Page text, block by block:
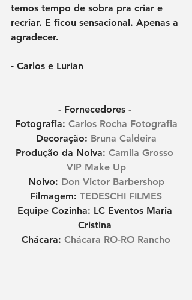
temos tempo de sobra pra criar e
recriar. E ficou sensacional. Apenas a
agradecer.
- Carlos e Lurian
- Fornecedores -
Fotografia: Carlos Rocha Fotografia
Decoração: Bruna Caldeira
Produção da Noiva: Camila Grosso
VIP Make Up
Noivo: Don Victor Barbershop
Filmagem: TEDESCHI FILMES
Equipe Cozinha: LC Eventos Maria
Cristina
Chácara: Chácara RO-RO Rancho